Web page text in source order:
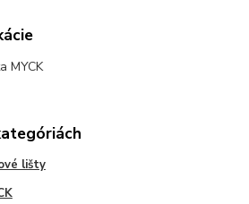
MYCK
lišty